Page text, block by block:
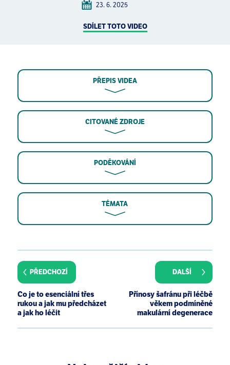
23. 6. 2025
SDÍLET TOTO VIDEO
PŘEPIS VIDEA
CITOVANÉ ZDROJE
PODĚKOVÁNÍ
TÉMATA
transplantation: a case report. J Int Med Res.
2020;48(6):300060520925930.
Kang DW, Adams JB, Coleman DM, et al. Long-term
benefit of Microbiota Transfer Therapy on autism
symptoms and gut microbiota. Sci Rep.
PŘEDCHOZÍ
Co je to esenciální třes
rukou a jak mu předcházet
a jak ho léčit
Přínosy šafránu při léčbě
věkem podmíněné
makulární degenerace
DALŠÍ